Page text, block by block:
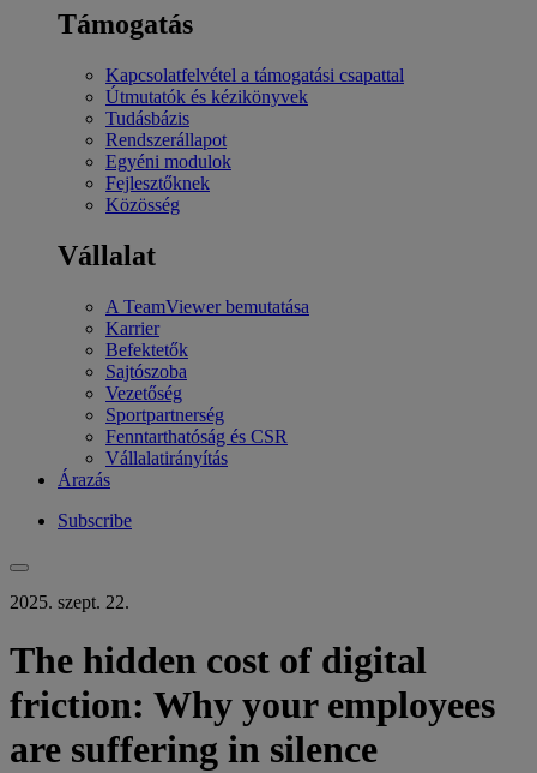
Támogatás
Kapcsolatfelvétel a támogatási csapattal
Útmutatók és kézikönyvek
Tudásbázis
Rendszerállapot
Egyéni modulok
Fejlesztőknek
Közösség
Vállalat
A TeamViewer bemutatása
Karrier
Befektetők
Sajtószoba
Vezetőség
Sportpartnerség
Fenntarthatóság és CSR
Vállalatirányítás
Árazás
Subscribe
2025. szept. 22.
The hidden cost of digital
friction: Why your employees
are suffering in silence